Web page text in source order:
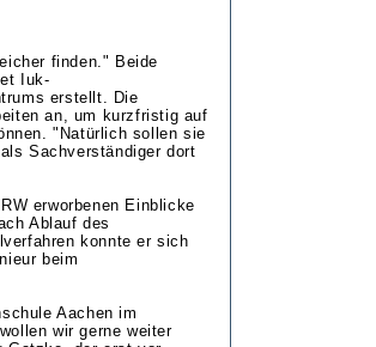
finden." Beide
Iuk-
erstellt. Die
an, um kurzfristig auf
"Natürlich sollen sie
Sachverständiger dort
erworbenen Einblicke
Ablauf des
konnte er sich
beim
Aachen im
wir gerne weiter